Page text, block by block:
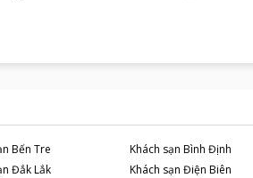
Bến Tre Khách sạn Bình Định
Đắk Lắk Khách sạn Điện Biên